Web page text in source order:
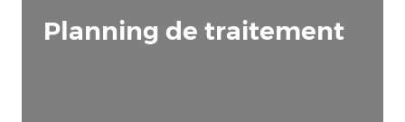
Planning de traitement